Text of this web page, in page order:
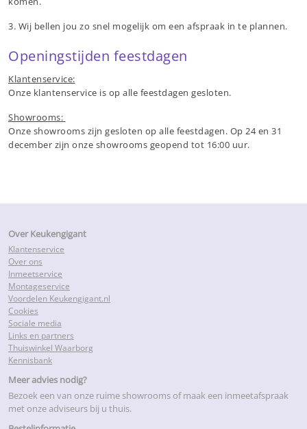
3. Wij bellen jou zo snel mogelijk om een afspraak in te plannen.
Openingstijden feestdagen
Klantenservice:
Onze klantenservice is op alle feestdagen gesloten.
Showrooms:
Onze showrooms zijn gesloten op alle feestdagen. Op 24 en 31
december zijn onze showrooms geopend tot 16:00 uur.
Over Keukengigant
Klantenservice
Over ons
Inmeetservice
Montageservice
Voordelen Keukengigant.nl
Cookies
Sociale media
Links en partners
Thuiswinkel Waarborg
Kennisbank
Meer advies nodig?
Bezoek een van onze ruime showrooms of maak een inmeetafspraak
met onze adviseurs bij u thuis.